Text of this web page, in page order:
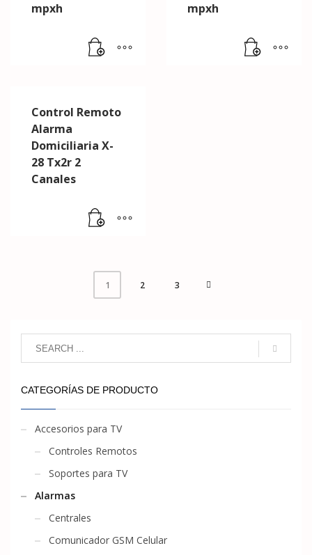
mpxh
mpxh
Control Remoto
Alarma
Domiciliaria X-
28 Tx2r 2
Canales
1 2 3
CATEGORÍAS DE PRODUCTO
Accesorios para TV
Controles Remotos
Soportes para TV
Alarmas
Centrales
Comunicador GSM Celular